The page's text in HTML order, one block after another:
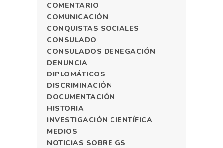
COMENTARIO
COMUNICACIÓN
CONQUISTAS SOCIALES
CONSULADO
CONSULADOS DENEGACIÓN
DENUNCIA
DIPLOMÁTICOS
DISCRIMINACIÓN
DOCUMENTACIÓN
HISTORIA
INVESTIGACIÓN CIENTÍFICA
MEDIOS
NOTICIAS SOBRE GS